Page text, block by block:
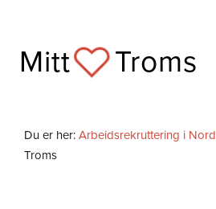
content
Mitt Troms
Du er her:Arbeidsrekruttering i Nord
Troms